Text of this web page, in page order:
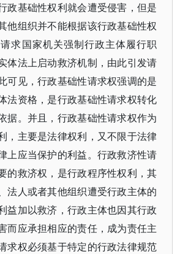
政基础性权利就会遭受侵害，但是
他组织并不能根据该行政基础性权
求国家机关强制行政主体履行职
体法上启动救济机制，由此引发请
可见，行政基础性请求权强调的是
法资格，是行政基础性请求权转化
据。并且，行政基础性请求权作为
，主要是法律权利，又不限于法律
上应当保护的利益。行政救济性请
的救济权，是行政程序性权利，其
法人或者其他组织遭受行政主体的
益加以救济，行政主体也因其行政
而应承担相应的责任，成为责任主
求权必须基于特定的行政法律规范